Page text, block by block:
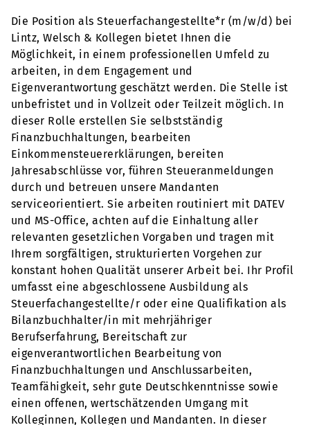
Die Position als Steuerfachangestellte*r (m/w/d) bei
Lintz, Welsch & Kollegen bietet Ihnen die
Möglichkeit, in einem professionellen Umfeld zu
arbeiten, in dem Engagement und
Eigenverantwortung geschätzt werden. Die Stelle ist
unbefristet und in Vollzeit oder Teilzeit möglich. In
dieser Rolle erstellen Sie selbstständig
Finanzbuchhaltungen, bearbeiten
Einkommensteuererklärungen, bereiten
Jahresabschlüsse vor, führen Steueranmeldungen
durch und betreuen unsere Mandanten
serviceorientiert. Sie arbeiten routiniert mit DATEV
und MS-Office, achten auf die Einhaltung aller
relevanten gesetzlichen Vorgaben und tragen mit
Ihrem sorgfältigen, strukturierten Vorgehen zur
konstant hohen Qualität unserer Arbeit bei. Ihr Profil
umfasst eine abgeschlossene Ausbildung als
Steuerfachangestellte/r oder eine Qualifikation als
Bilanzbuchhalter/in mit mehrjähriger
Berufserfahrung, Bereitschaft zur
eigenverantwortlichen Bearbeitung von
Finanzbuchhaltungen und Anschlussarbeiten,
Teamfähigkeit, sehr gute Deutschkenntnisse sowie
einen offenen, wertschätzenden Umgang mit
Kolleginnen, Kollegen und Mandanten. In dieser